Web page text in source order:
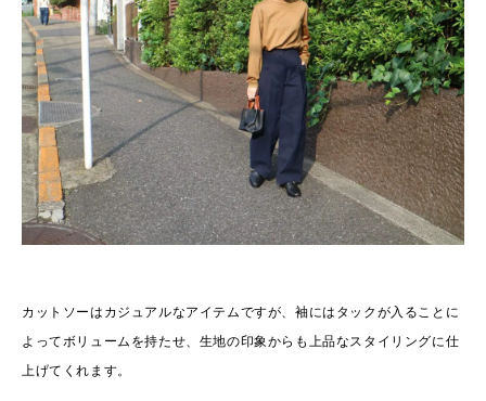
カットソーはカジュアルなアイテムですが、袖にはタックが入ることに
よってボリュームを持たせ、生地の印象からも上品なスタイリングに仕
上げてくれます。